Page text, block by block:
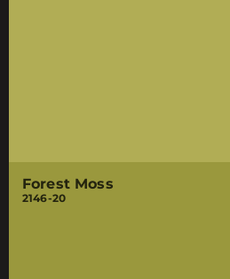
Forest Moss
2146-20